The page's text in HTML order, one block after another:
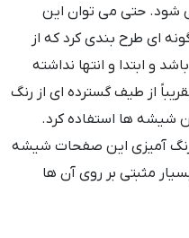
شود. حتی می توان این
ای طرح بندی کرد که از
و ابتدا و انتها نداشته
از طیف گسترده ای از رنگ
شیشه ها استفاده کرد.
رنگ آمیزی این صفحات شیشه
مثبتی بر روی آن ها